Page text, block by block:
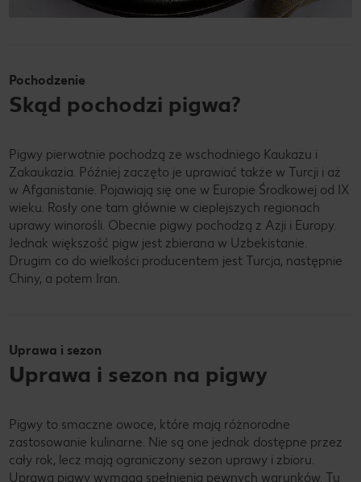
Pochodzenie
Skąd pochodzi pigwa?
Pigwy pierwotnie pochodzą ze wschodniego Kaukazu i
Zakaukazia. Później zaczęto je uprawiać także w Turcji i aż
w Afganistanie. Pojawiają się one w Europie Środkowej od IX
wieku. Rosły one tam głównie w cieplejszych regionach
uprawy winorośli. Obecnie pigwy pochodzą z Azji i Europy.
Jednak większość pigw jest zbierana w Uzbekistanie.
Drugim co do wielkości producentem jest Turcja, następnie
Chiny, a potem Iran.
Uprawa i sezon
Uprawa i sezon na pigwy
Pigwy to smaczne owoce, które mają różnorodne
zastosowanie kulinarne. Nie są one jednak dostępne przez
cały rok, lecz mają ograniczony sezon uprawy i zbioru.
Uprawa pigwy wymaga spełnienia pewnych warunków. Tu